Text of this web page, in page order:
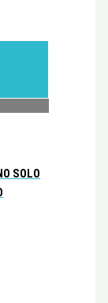
SOLO